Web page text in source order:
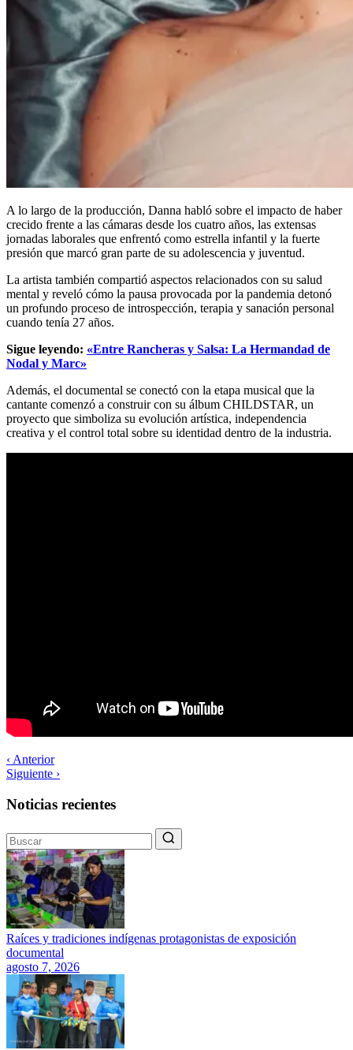
A lo largo de la producción, Danna habló sobre el impacto de haber
crecido frente a las cámaras desde los cuatro años, las extensas
jornadas laborales que enfrentó como estrella infantil y la fuerte
presión que marcó gran parte de su adolescencia y juventud.
La artista también compartió aspectos relacionados con su salud
mental y reveló cómo la pausa provocada por la pandemia detonó
un profundo proceso de introspección, terapia y sanación personal
cuando tenía 27 años.
Sigue leyendo: «Entre Rancheras y Salsa: La Hermandad de
Nodal y Marc»
Además, el documental se conectó con la etapa musical que la
cantante comenzó a construir con su álbum CHILDSTAR, un
proyecto que simboliza su evolución artística, independencia
creativa y el control total sobre su identidad dentro de la industria.
‹ Anterior
Siguiente ›
Noticias recientes
Raíces y tradiciones indígenas protagonistas de exposición
documental
agosto 7, 2026